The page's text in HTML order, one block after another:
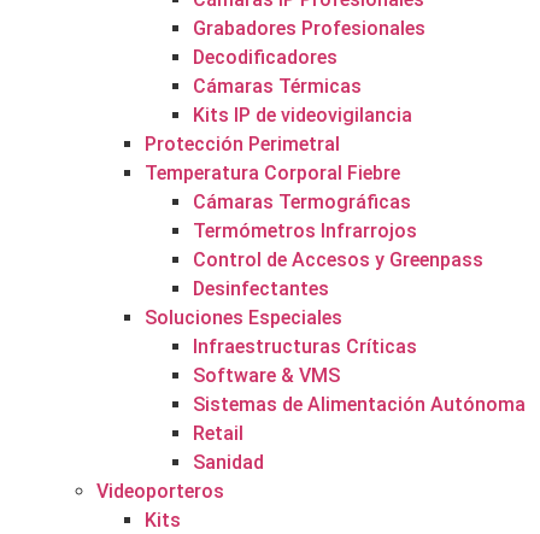
Grabadores Profesionales
Decodificadores
Cámaras Térmicas
Kits IP de videovigilancia
Protección Perimetral
Temperatura Corporal Fiebre
Cámaras Termográficas
Termómetros Infrarrojos
Control de Accesos y Greenpass
Desinfectantes
Soluciones Especiales
Infraestructuras Críticas
Software & VMS
Sistemas de Alimentación Autónoma
Retail
Sanidad
Videoporteros
Kits